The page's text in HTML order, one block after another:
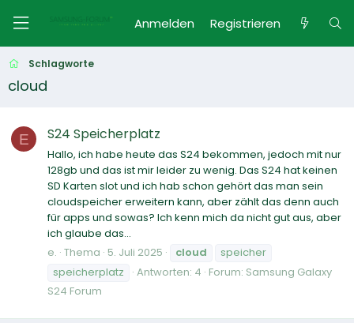
Anmelden Registrieren
Schlagworte
cloud
E S24 Speicherplatz
Hallo, ich habe heute das S24 bekommen, jedoch mit nur
128gb und das ist mir leider zu wenig. Das S24 hat keinen
SD Karten slot und ich hab schon gehört das man sein
cloudspeicher erweitern kann, aber zählt das denn auch
für apps und sowas? Ich kenn mich da nicht gut aus, aber
ich glaube das...
e. Thema 5. Juli 2025 cloud
speicher
speicherplatz
Antworten: 4 Forum: Samsung Galaxy
S24 Forum